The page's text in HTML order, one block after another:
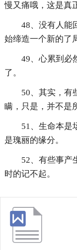
慢又痛哦，这是真
48、没有人能
始缔造一个新的了
49、心累到必
了。
50、其实，有
瞒，只是，并不是
51、生命本是
是瑰丽的缘分。
52、有些事产
时的记不起。